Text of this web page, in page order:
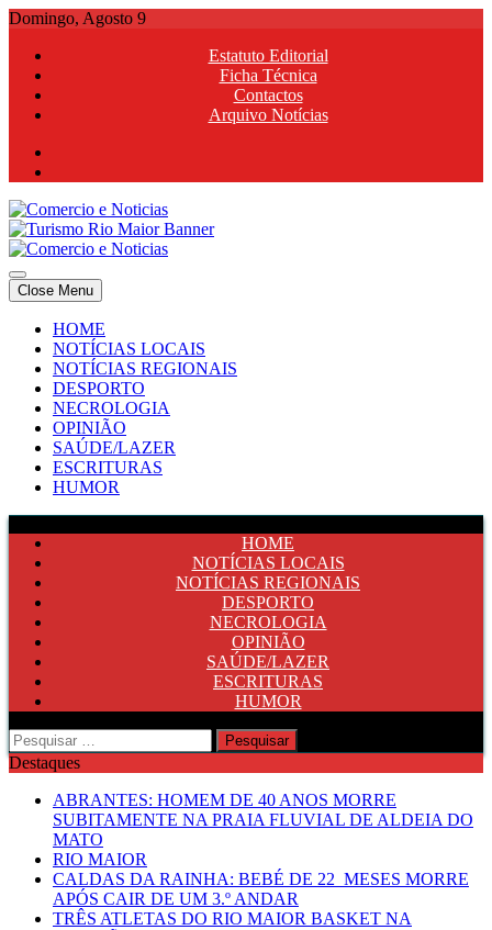
Skip
content
Domingo, Agosto 9
Estatuto Editorial
Ficha Técnica
Contactos
Arquivo Notícias
Comercio e Noticias
Notícias e Publicidade Online
Comercio e Noticias
Notícias e Publicidade Online
Close Menu
HOME
NOTÍCIAS LOCAIS
NOTÍCIAS REGIONAIS
DESPORTO
NECROLOGIA
OPINIÃO
SAÚDE/LAZER
ESCRITURAS
HUMOR
HOME
NOTÍCIAS LOCAIS
NOTÍCIAS REGIONAIS
DESPORTO
NECROLOGIA
OPINIÃO
SAÚDE/LAZER
ESCRITURAS
HUMOR
Pesquisar
por:
Destaques
ABRANTES: HOMEM DE 40 ANOS MORRE
SUBITAMENTE NA PRAIA FLUVIAL DE ALDEIA DO
MATO
RIO MAIOR
CALDAS DA RAINHA: BEBÉ DE 22 MESES MORRE
APÓS CAIR DE UM 3.º ANDAR
TRÊS ATLETAS DO RIO MAIOR BASKET NA